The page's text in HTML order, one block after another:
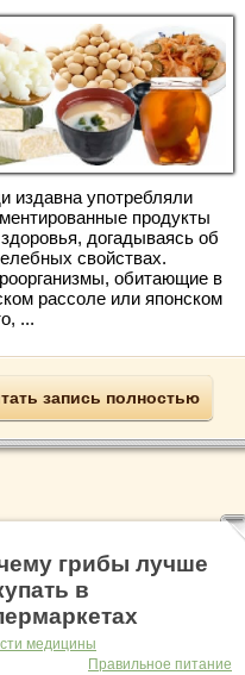
издавна употребляли
продукты
догадываясь об
свойствах.
обитающие в
рассоле или японском
...
запись полностью
грибы лучше
в
медицины
Правильное питание